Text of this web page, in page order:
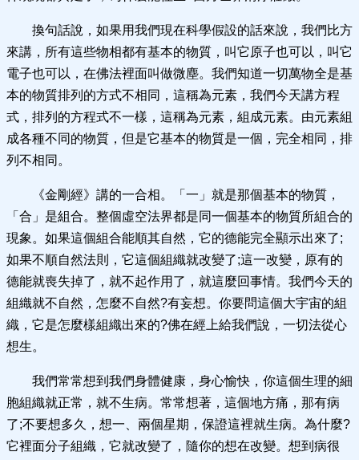
換句話說，如果用我們現在科學假設的話來說，我們比方
來講，所有這些物相都有基本的物質，叫它原子也可以，叫它
電子也可以，在佛法裡面叫做微塵。我們知道一切萬物全是基
本的物質排列的方式不相同，這稱為元素，我們今天講方程
式，排列的方程式不一樣，這稱為元素，組成元素。由元素組
成各種不同的物質，但是它基本的物質是一個，完全相同，排
列不相同。
《金剛經》講的一合相。「一」就是那個基本的物質，
「合」是組合。整個虛空法界都是同一個基本的物質所組合的
現象。如果這個組合能順其自然，它的德能完全顯示出來了;
如果不順自然法則，它這個組織就改變了;這一改變，原有的
德能就喪失掉了，就不起作用了，就這麼回事情。我們今天的
組織就不自然，怎麼不自然?有妄想。你要問這個大宇宙的組
織，它是怎麼樣組織出來的?佛在經上給我們說，一切法從心
想生。
我們常常想到我們身體健康，身心愉快，你這個生理的細
胞組織就正常，就不生病。常常想著，這個地方痛，那有病
了;不要想多久，想一、兩個星期，保證這裡就生病。為什麼?
它裡面分子組織，它就改變了，隨你的想在改變。想到病很